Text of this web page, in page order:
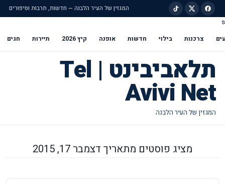
המגזין של העיר הלבנה — חדשות, תרבות וסיפורים
s
צרכנות בילוי חדשות אופנה קיץ 2026 תיירות חגים
תלאביבינט | Tel
Avivi Net
מציג פוסטים מתאריך דצמבר 17, 2015